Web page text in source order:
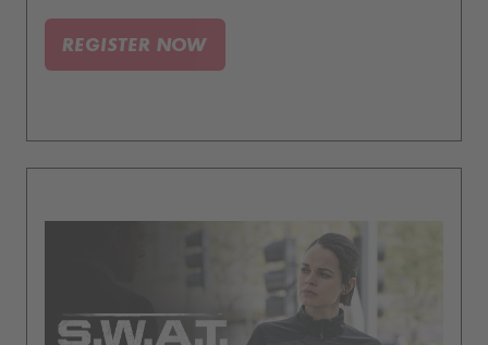
nejbrutálnějších misí týmu, protože každý člen
týmu dostává poradenství a diskutuje o
nevýslovných duševních a emocionálních
REGISTER NOW